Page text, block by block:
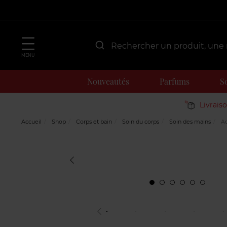
MENU
Nouveautés Parfums
Accueil Shop Corps et bain Soin du corps Soin des mains